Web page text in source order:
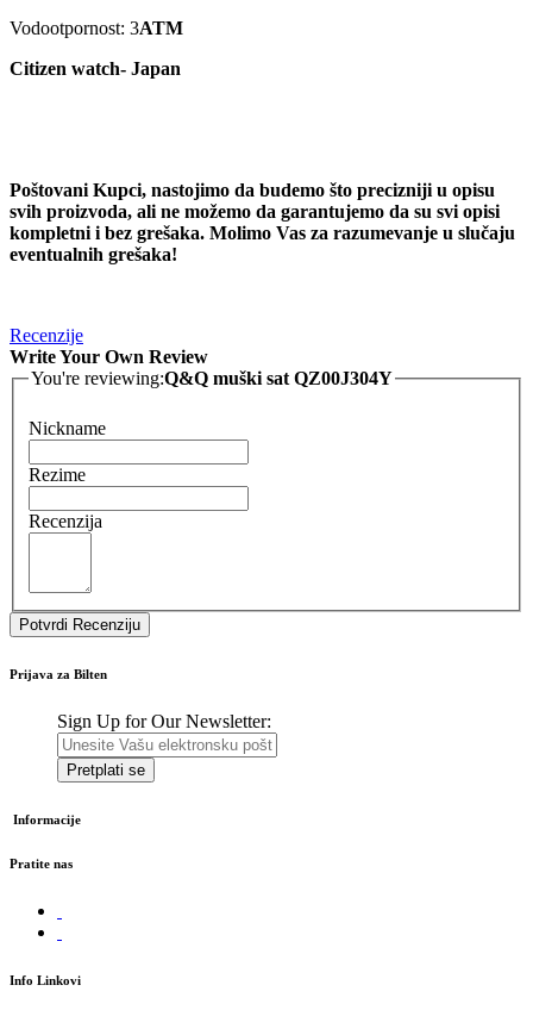
Vodootpornost: 3ATM
Citizen watch- Japan
Poštovani Kupci, nastojimo da budemo što precizniji u opisu
svih proizvoda, ali ne možemo da garantujemo da su svi opisi
kompletni i bez grešaka. Molimo Vas za razumevanje u slučaju
eventualnih grešaka!
Recenzije
Write Your Own Review
You're reviewing:Q&Q muški sat QZ00J304Y
Nickname
Rezime
Recenzija
Potvrdi Recenziju
Prijava za Bilten
Sign Up for Our Newsletter:
Pretplati se
Informacije
Pratite nas
Info Linkovi